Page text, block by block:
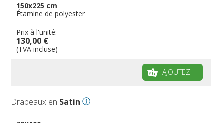
150x225 cm
Étamine de polyester
Prix à l'unité:
130,00 €
(TVA incluse)
AJOUTEZ
Drapeaux en Satin